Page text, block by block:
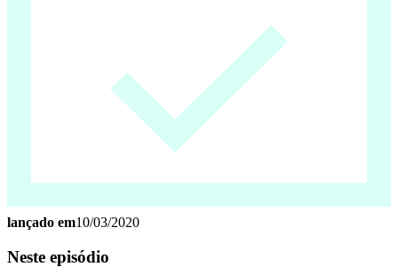
lançado em10/03/2020
Neste episódio